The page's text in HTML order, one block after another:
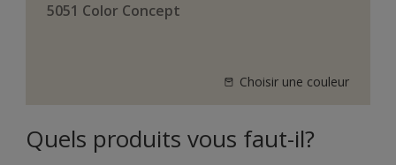
5051 Color Concept
Choisir une couleur
Quels produits vous faut-il?